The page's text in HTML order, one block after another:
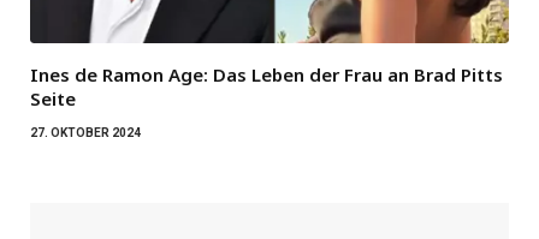
Ines de Ramon Age: Das Leben der Frau an Brad Pitts
Seite
27. OKTOBER 2024